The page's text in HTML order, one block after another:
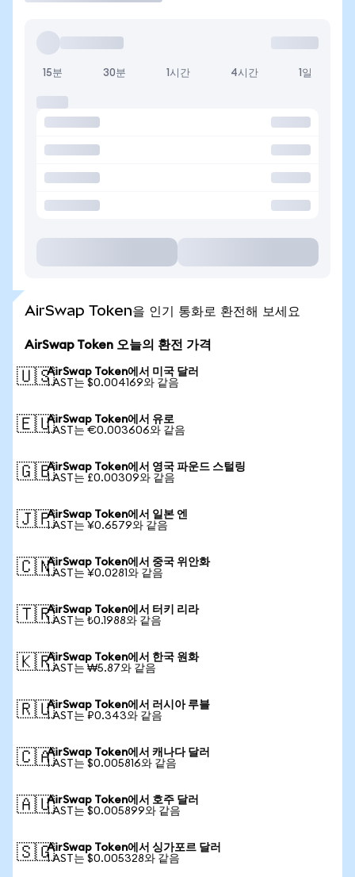
15분 30분 1시간 4시간 1일
AirSwap Token을 인기 통화로 환전해 보세요
AirSwap Token 오늘의 환전 가격
🇺🇸AirSwap Token에서 미국 달러
1 AST는 $0.004169와 같음
🇪🇺AirSwap Token에서 유로
1 AST는 €0.003606와 같음
🇬🇧AirSwap Token에서 영국 파운드 스털링
1 AST는 £0.00309와 같음
🇯🇵AirSwap Token에서 일본 엔
1 AST는 ¥0.6579와 같음
🇨🇳AirSwap Token에서 중국 위안화
1 AST는 ¥0.0281와 같음
🇹🇷AirSwap Token에서 터키 리라
1 AST는 ₺0.1988와 같음
🇰🇷AirSwap Token에서 한국 원화
1 AST는 ₩5.87와 같음
🇷🇺AirSwap Token에서 러시아 루블
1 AST는 ₽0.343와 같음
🇨🇦AirSwap Token에서 캐나다 달러
1 AST는 $0.005816와 같음
🇦🇺AirSwap Token에서 호주 달러
1 AST는 $0.005899와 같음
🇸🇬AirSwap Token에서 싱가포르 달러
1 AST는 $0.005328와 같음